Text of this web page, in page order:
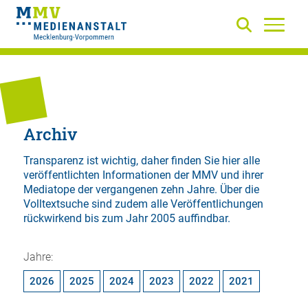
Archiv
Transparenz ist wichtig, daher finden Sie hier alle
veröffentlichten Informationen der MMV und ihrer
Mediatope der vergangenen zehn Jahre. Über die
Volltextsuchesind zudem alle Veröffentlichungen
rückwirkend bis zum Jahr 2005 auffindbar.
Jahre:
2026 2025 2024 2023 2022 2021